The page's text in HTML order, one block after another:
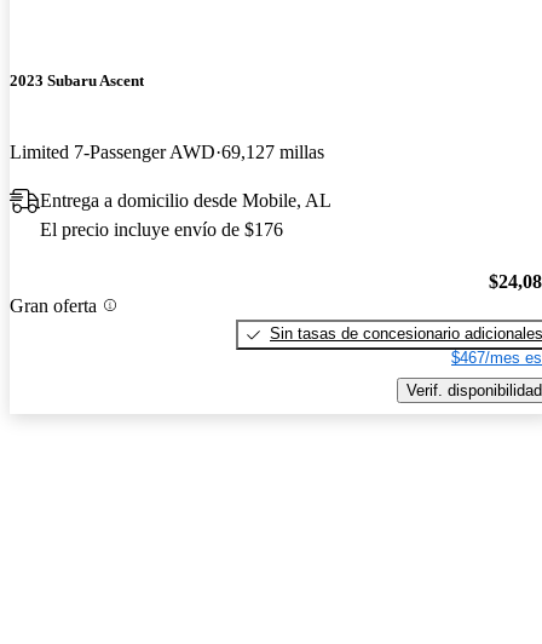
2023 Subaru Ascent
Limited 7-Passenger AWD 69,127 millas
Entrega a domicilio desde Mobile, AL
El precio incluye envío de $176
Gran oferta
Sin tasas de concesionario adicionales
$467/mes
Verif. disponibilidad